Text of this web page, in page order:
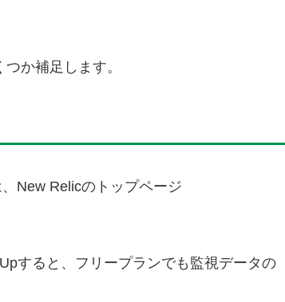
か補足します。
New Relicのトップページ
すると、フリープランでも監視データの